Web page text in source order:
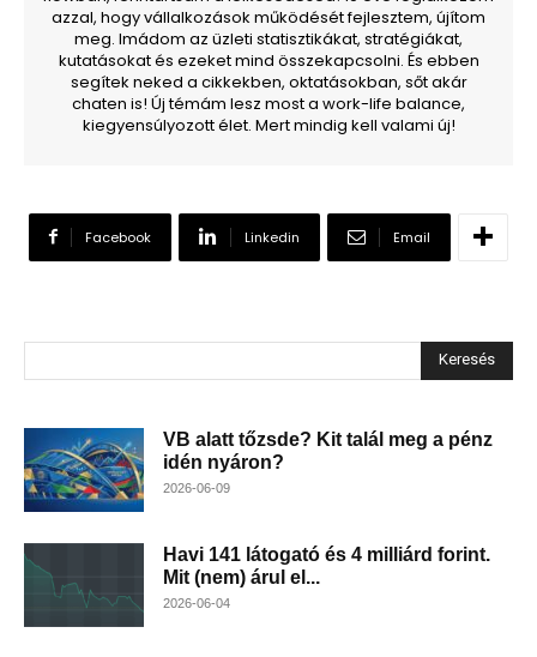
azzal, hogy vállalkozások működését fejlesztem, újítom
meg. Imádom az üzleti statisztikákat, stratégiákat,
kutatásokat és ezeket mind összekapcsolni. És ebben
segítek neked a cikkekben, oktatásokban, sőt akár
chaten is! Új témám lesz most a work-life balance,
kiegyensúlyozott élet. Mert mindig kell valami új!
Facebook Linkedin Email
Keresés
VB alatt tőzsde? Kit talál meg a pénz
idén nyáron?
2026-06-09
Havi 141 látogató és 4 milliárd forint.
Mit (nem) árul el...
2026-06-04